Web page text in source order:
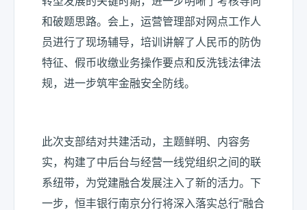
和破题思路。会上，运营管理部对网点工作人
员进行了现场辅导，培训讲解了人民币的防伪
特征、假币收缴业务操作要点和反洗钱法律法
规，进一步筑牢金融安全防线。
此次支部结对共建活动，主题鲜明、内容务
实，构建了中后台与经营一线党组织之间的联
系纽带，为党建融合发展注入了新的活力。下
一步，恒丰银行南京分行将深入落实总行“融合